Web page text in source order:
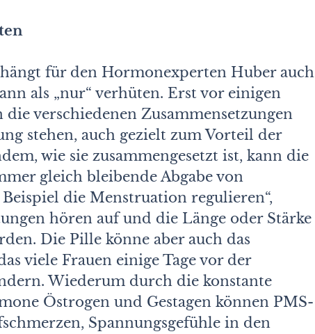
für den Hormonexperten Huber auch
als „nur“ verhüten. Erst vor einigen
verschiedenen Zusammensetzungen
stehen, auch gezielt zum Vorteil der
wie sie zusammengesetzt ist, kann die
gleich bleibende Abgabe von
die Menstruation regulieren“,
hören auf und die Länge oder Stärke
Die Pille könne aber auch das
viele Frauen einige Tage vor der
Wiederum durch die konstante
Östrogen und Gestagen können PMS-
Spannungsgefühle in den